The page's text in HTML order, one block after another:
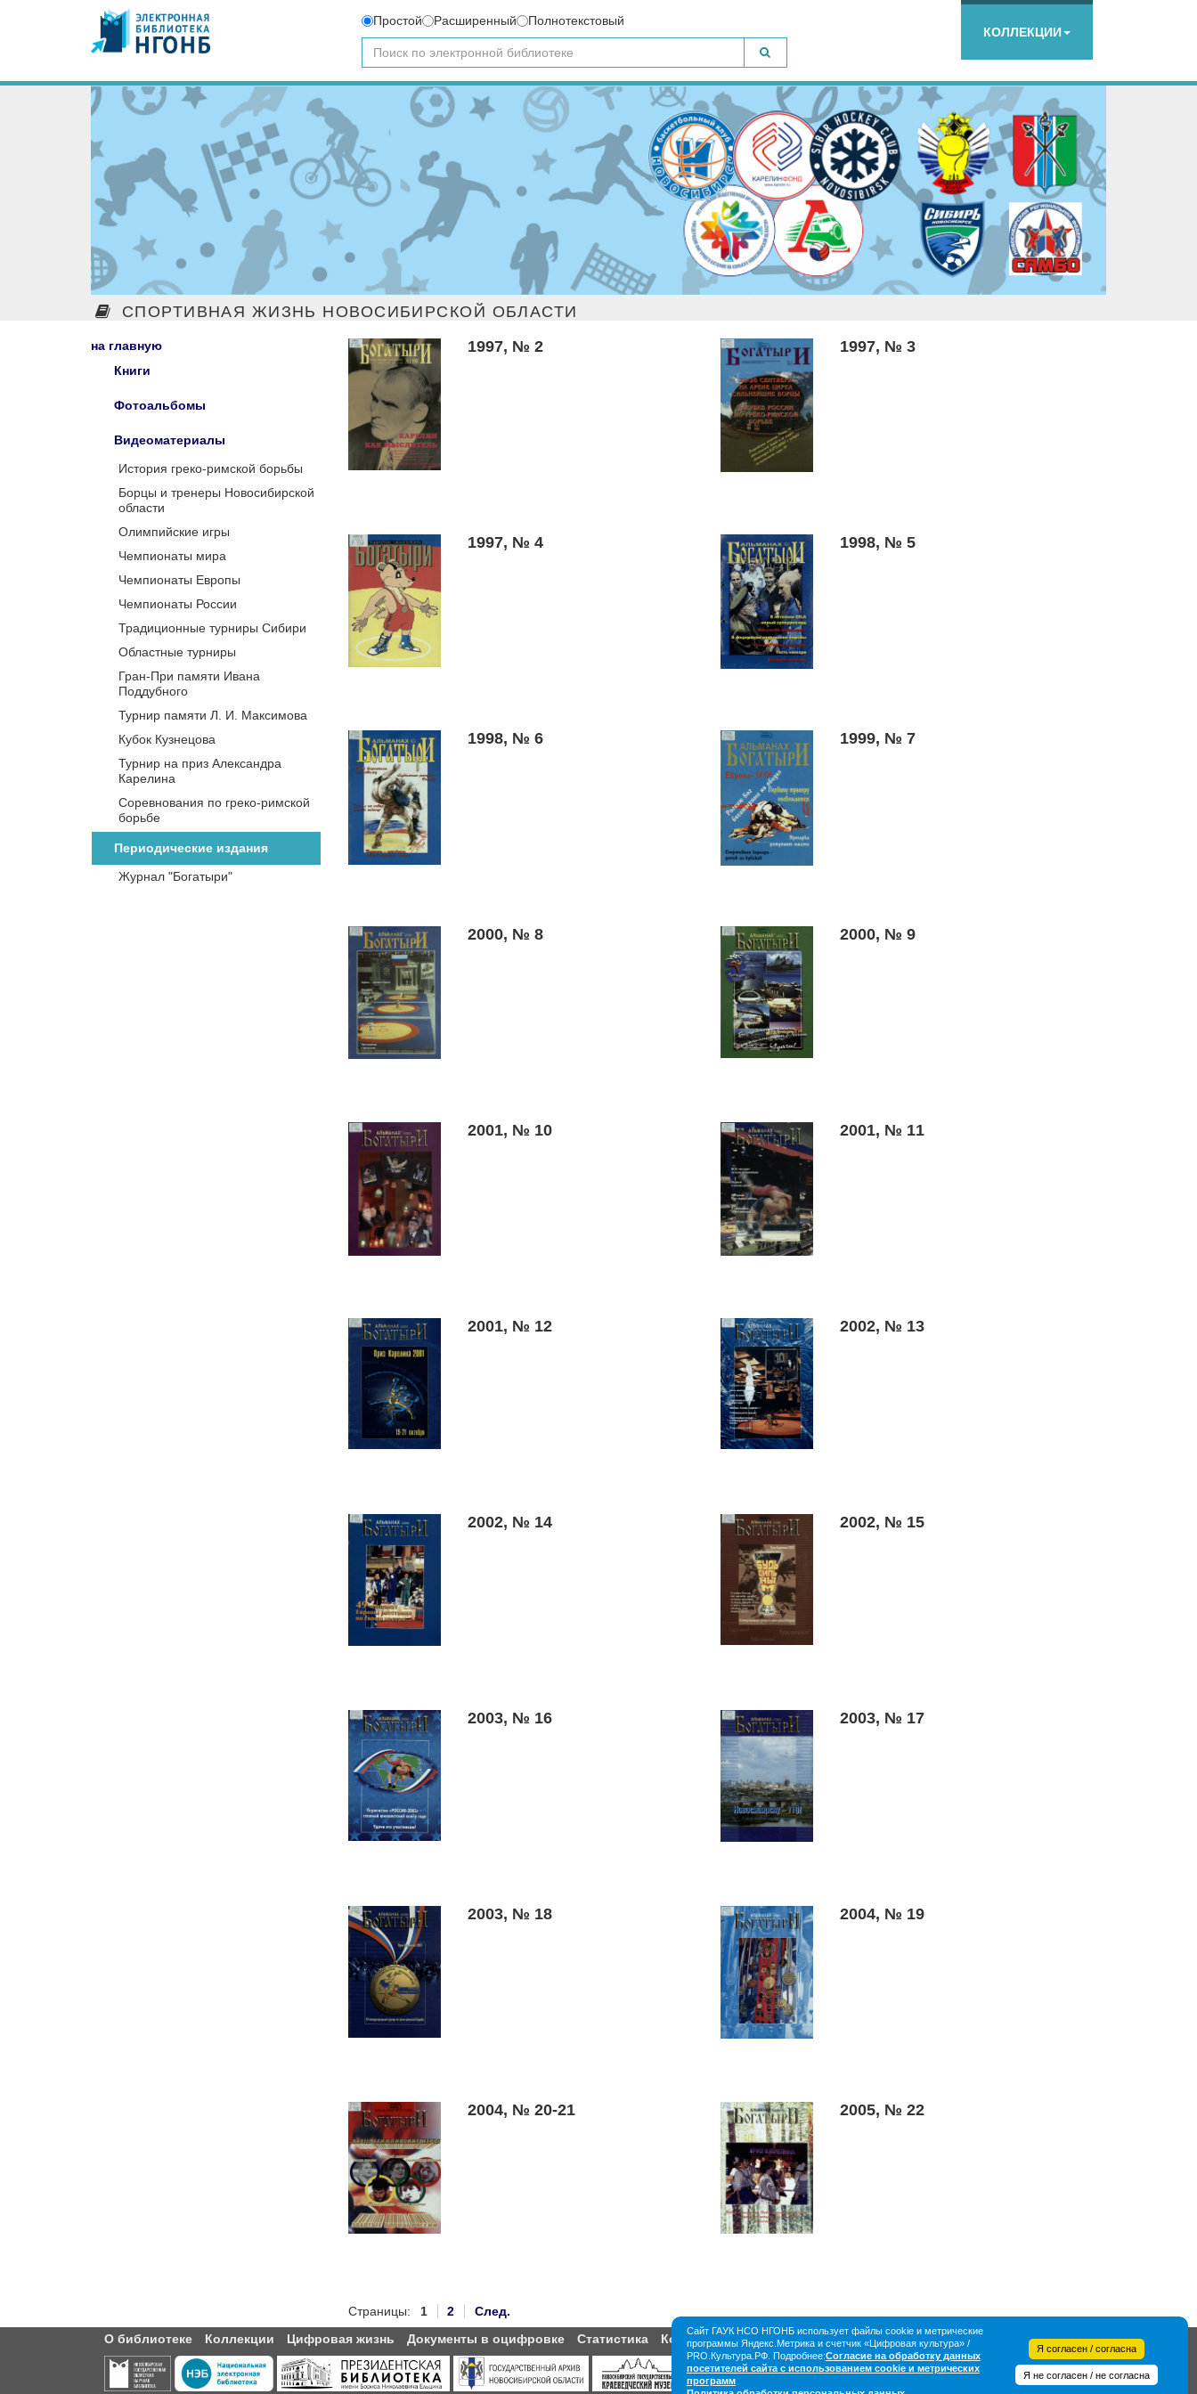
Простой Расширенный
Полнотекстовый
КОЛЛЕКЦИИ
СПОРТИВНАЯ ЖИЗНЬ НОВОСИБИРСКОЙ ОБЛАСТИ
на главную
Книги
Фотоальбомы
Видеоматериалы
История греко-римской борьбы
Борцы и тренеры Новосибирской
области
Олимпийские игры
Чемпионаты мира
Чемпионаты Европы
Чемпионаты России
Традиционные турниры Сибири
Областные турниры
Гран-При памяти Ивана
Поддубного
Турнир памяти Л. И. Максимова
Кубок Кузнецова
Турнир на приз Александра
Карелина
Соревнования по греко-римской
борьбе
Периодические издания
Журнал "Богатыри"
1997, № 2 1997, № 3
1997, № 4 1998, № 5
1998, № 6 1999, № 7
2000, № 8 2000, № 9
2001, № 10 2001, № 11
2001, № 12 2002, № 13
2002, № 14 2002, № 15
2003, № 16 2003, № 17
2003, № 18 2004, № 19
2004, № 20-21 2005, № 22
Страницы: 1 2
След.
О библиотеке
Коллекции Цифровая жизнь Документы в оцифровке Статистика Контакты Партнёры
Сайт ГАУК НСО НГОНБ использует файлы cookie и метрические
программы Яндекс.Метрика и счетчик «Цифровая культура» /
PRO.Культура.РФ. Подробнее:Согласие на обработку данных
посетителей сайта с использованием cookie и метрических
программ
Я согласен / согласна
Я не согласен / не согласна